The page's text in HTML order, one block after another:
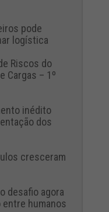
pode
logística
Riscos do
Cargas – 1º
inédito
dos
cresceram
desafio agora
humanos